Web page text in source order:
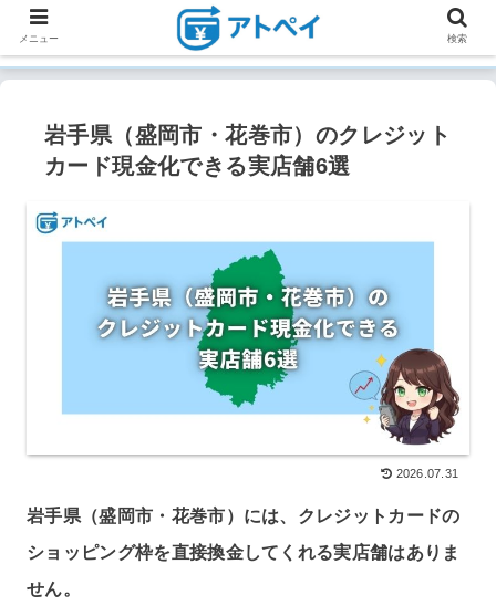
岩手県（盛岡市・花巻市）のクレジット
カード現金化できる実店舗6選
2026.07.31
岩手県（盛岡市・花巻市）には、クレジットカードの
ショッピング枠を直接換金してくれる実店舗はありま
せん。
メニュー 検索